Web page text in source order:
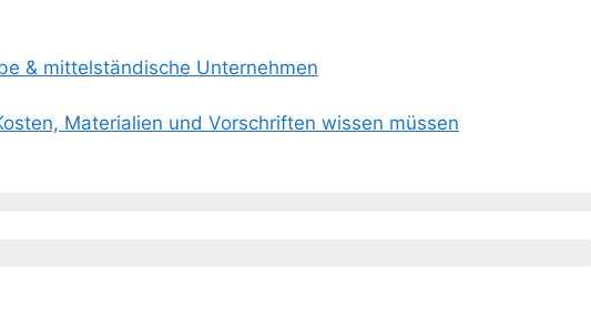
& mittelständische Unternehmen
Materialien und Vorschriften wissen müssen